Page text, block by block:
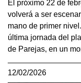
El próximo 22 de
volverá a ser
mano de primer
última jornada del
de Parejas, en un
12/02/2026